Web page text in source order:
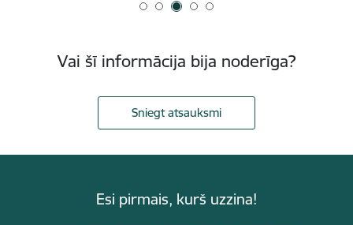
Vai šī informācija bija noderīga?
Sniegt atsauksmi
Esi pirmais, kurš uzzina!